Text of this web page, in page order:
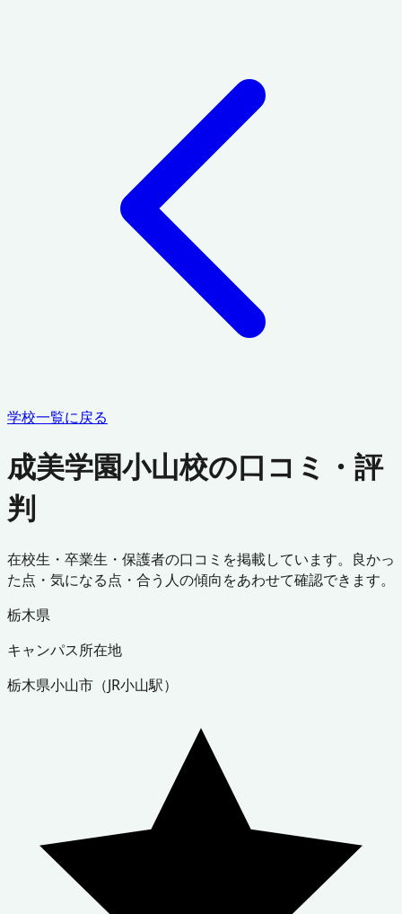
学校一覧に戻る
成美学園小山校の口コミ・評
判
在校生・卒業生・保護者の口コミを掲載しています。良かっ
た点・気になる点・合う人の傾向をあわせて確認できます。
栃木県
キャンパス所在地
栃木県小山市 （JR小山駅）